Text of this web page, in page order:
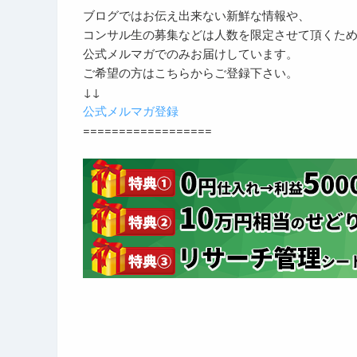
ブログではお伝え出来ない新鮮な情報や、
コンサル生の募集などは人数を限定させて頂くため
公式メルマガでのみお届けしています。
ご希望の方はこちらからご登録下さい。
↓↓
公式メルマガ登録
==================